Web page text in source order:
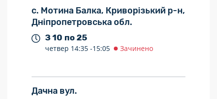
с. Мотина Балка, Криворізький р-н,
Дніпропетровська обл.
З 10 по 25
четвер 14:35 -15:05 Зачинено
Дачна вул.